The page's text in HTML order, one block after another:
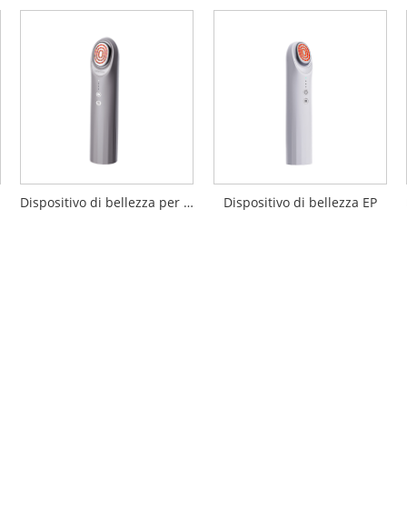
Dispositivo di bellezza per importazione di penetrazione EP Dispositivo di bellezza EP